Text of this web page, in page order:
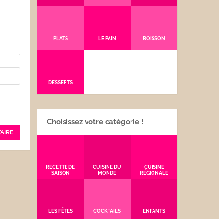
PLATS LE PAIN BOISSON
DESSERTS
Choisissez votre catégorie !
RECETTE DE
SAISON
CUISINE DU
MONDE
CUISINE
RÉGIONALE
LES FÊTES COCKTAILS ENFANTS